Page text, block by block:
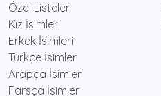
Özel Listeler
Kız İsimleri
Erkek İsimleri
Türkçe İsimler
Arapça İsimler
Farsça İsimler